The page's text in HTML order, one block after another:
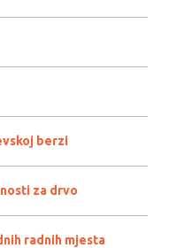
berzi
za drvo
radnih mjesta